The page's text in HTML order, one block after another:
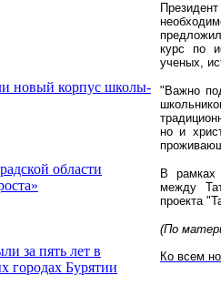
новый корпус школы-
области
за пять лет в
городах Бурятии
курс по
ученых,
"Важно
но и
В рамках
между
проекта
(По
Ко всем